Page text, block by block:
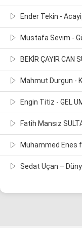
Ender Tekin -
Mustafa Sevim -
BEKİR ÇAYIR CAN
Mahmut Durgun -
Engin Titiz - GEL
Fatih Mansız
Muhammed Enes
Sedat Uçan –